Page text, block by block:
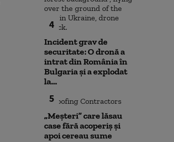
4
Incident grav de
securitate: O dronă a
intrat din România în
Bulgaria şi a explodat
la...
5
„Meșteri” care lăsau
case fără acoperiș și
apoi cereau sume